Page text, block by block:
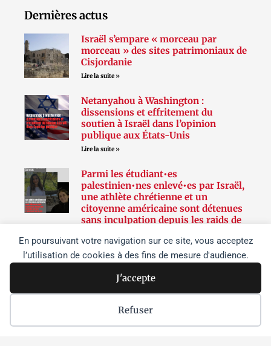
En poursuivant votre navigation sur ce site, vous acceptez
l’utilisation de cookies à des fins de mesure d'audience.
J'accepte
Refuser
Dernières actus
Israël s’empare « morceau par
morceau » des sites patrimoniaux de
Cisjordanie
Lire la suite »
Netanyahou à Washington :
dissensions et effritement du
soutien à Israël dans l’opinion
publique aux États-Unis
Lire la suite »
Parmi les étudiant•es
palestinien•nes enlevé•es par Israël,
une athlète chrétienne et un
citoyenne américaine sont détenues
sans inculpation depuis les raids de
Lire la suite »
Suivez-nous